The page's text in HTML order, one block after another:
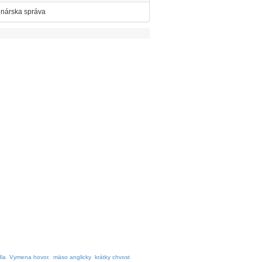
správa
Vymena hovor. mäso anglicky krátky chvost